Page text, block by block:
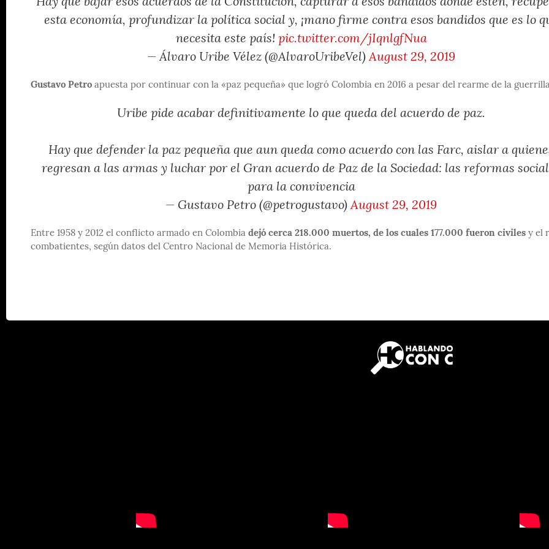
Hay que bajar esos acuerdos de la Constitución, capturar a esos bandidos donde estén,
esta economía, profundizar la política social y, ¡mano firme contra esos bandidos que es lo
necesita este país! pic.twitter.com/jIqnlgfNua
— Álvaro Uribe Vélez (@AlvaroUribeVel)August 29, 2019
Gustavo Petro apuesta por continuar con la «paz pequeña» que logró Colombia en 2016 a pesar del rearme de la
Uribe pide acabar definitivamente lo que queda del acuerdo de paz.
Hay que defender la paz pequeña que aun queda como acuerdo con las Farc, aislar a
regresan a las armas y luchar por el Gran acuerdo de Paz de la Sociedad: las reformas
para la convivencia
— Gustavo Petro (@petrogustavo)August 29, 2019
Entre 1958 y 2012 el conflicto armado en Colombia dejó cerca 218.000 muertos, de los cuales 177.000 fueron civiles y el
combatientes, según datos del Centro Nacional de Memoria Histórica.